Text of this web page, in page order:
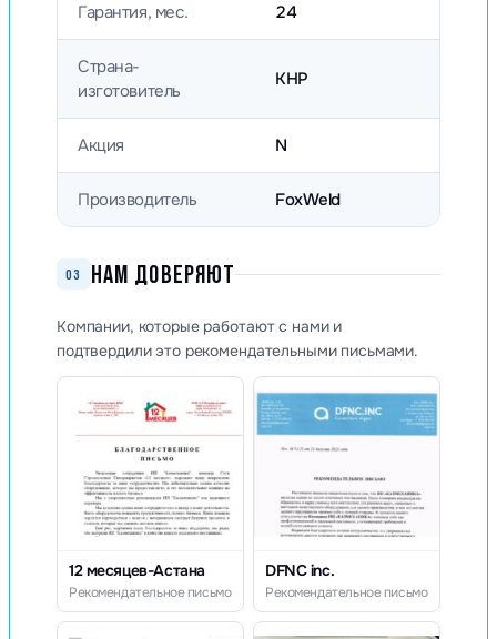
Гарантия, мес. 24
Страна-
изготовитель
КНР
Акция N
Производитель FoxWeld
03 НАМ ДОВЕРЯЮТ
Компании, которые работают с нами и
подтвердили это рекомендательными письмами.
12 месяцев-Астана
Рекомендательное письмо
DFNC inc.
Рекомендательное письмо